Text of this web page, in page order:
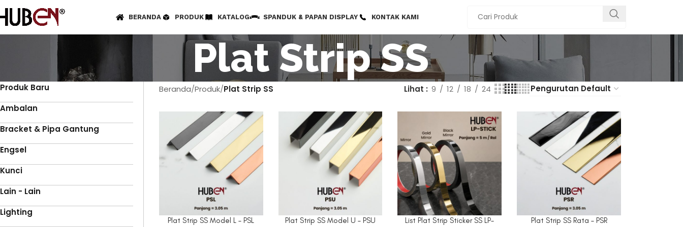
BERANDA PRODUK KATALOG SPANDUK & PAPAN DISPLAY KONTAK KAMI
Plat Strip SS
Produk Baru
Ambalan
Bracket & Pipa Gantung
Engsel
Kunci
Lain - Lain
Lighting
Beranda Produk Plat Strip SS Lihat 9 12 18 24
Plat Strip SS Model L – PSL Plat Strip SS Model U – PSU
List Plat Strip Sticker SS LP-
Plat Strip SS Rata – PSR